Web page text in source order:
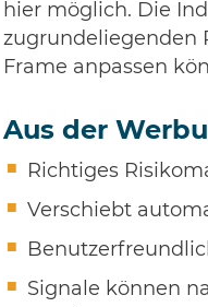
hier möglich. Die
zugrundeliegenden
Frame anpassen
Aus der
Richtiges
Verschiebt
Signale können